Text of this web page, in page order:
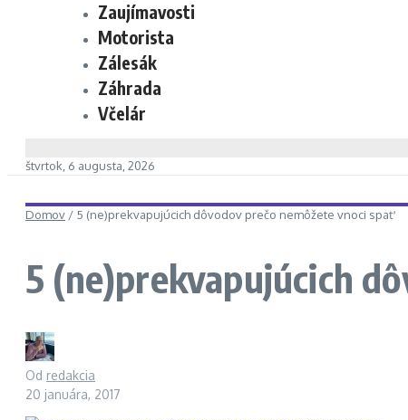
Zaujímavosti
Motorista
Zálesák
Záhrada
Včelár
štvrtok, 6 augusta, 2026
Domov / 5 (ne)prekvapujúcich dôvodov prečo nemôžete vnoci spať
5 (ne)prekvapujúcich
Od redakcia
20 januára, 2017